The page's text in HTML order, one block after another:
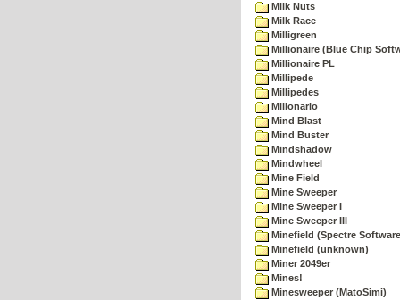
Milk Nuts
Milk Race
Milligreen
Millionaire (Blue Chip
Millionaire PL
Millipede
Millipedes
Millonario
Mind Blast
Mind Buster
Mindshadow
Mindwheel
Mine Field
Mine Sweeper
Mine Sweeper I
Mine Sweeper III
Minefield (Spectre
Minefield (unknown)
Miner 2049er
Mines!
Minesweeper (MatoSimi)